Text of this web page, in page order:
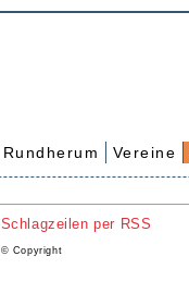
Rundherum Vereine
Schlagzeilen per RSS
© Copyright